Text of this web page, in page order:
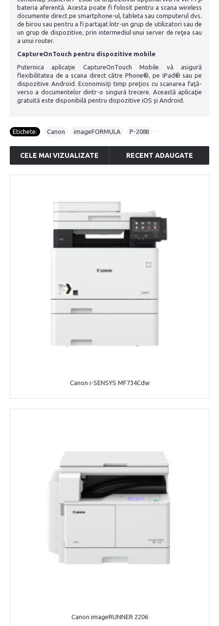
bateria aferentă. Acesta poate fi folosit pentru a scana wireless
documente direct pe smartphone-ul, tableta sau computerul dvs.
de birou sau pentru a fi partajat într-un grup de utilizatori sau de
un grup de dispozitive, prin intermediul unui server de reţea sau
a unui router.
CaptureOnTouch pentru dispozitive mobile
Puternica aplicaţie CaptureOnTouch Mobile vă asigură
flexibilitatea de a scana direct către Phone®, pe iPad® sau pe
dispozitive Android. Economisiţi timp preţios cu scanarea faţă-
verso a documentelor dintr-o singură trecere. Această aplicaţie
gratuită este disponibilă pentru dispozitive iOS şi Android.
Etichete: Canon imageFORMULA P-208II
CELE MAI VIZUALIZATE RECENT ADAUGATE
Canon i-SENSYS MF734Cdw
Canon imageRUNNER 2206